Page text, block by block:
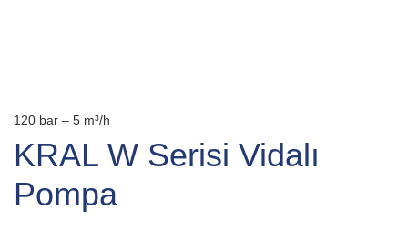
120 bar – 5 m³/h
KRAL W Serisi Vidalı
Pompa